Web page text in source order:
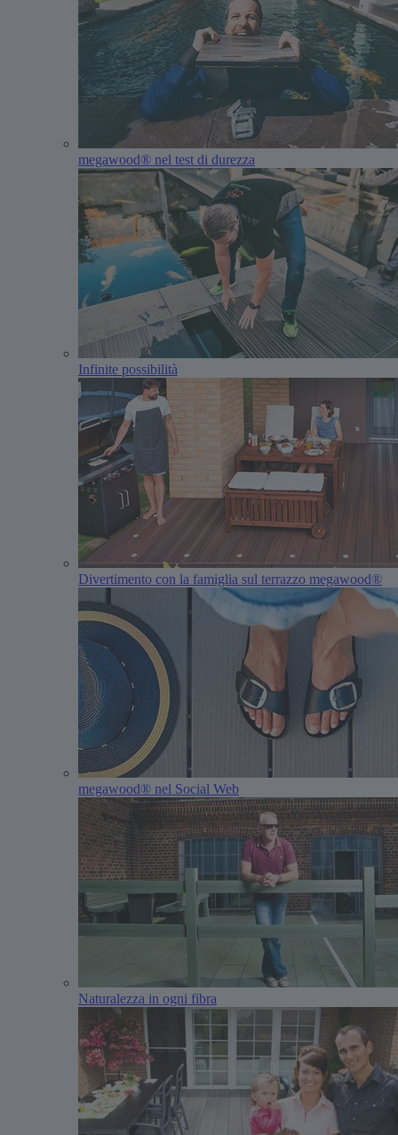
megawood® nel test di durezza
Infinite possibilità
Divertimento con la famiglia sul terrazzo megawood®
megawood® nel Social Web
Naturalezza in ogni fibra